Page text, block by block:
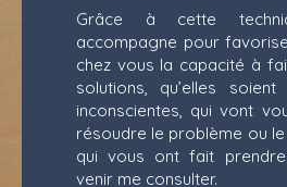
Grâce à cette
accompagne pour
chez vous la capacité à
solutions, qu’elles
inconscientes, qui vont
résoudre le problème ou
qui vous ont fait
venir me consulter.